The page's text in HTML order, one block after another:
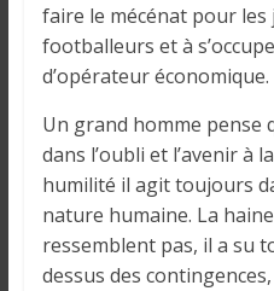
faire le mécénat pour
footballeurs et à
d’opérateur économique.
Un grand homme pense
dans l’oubli et l’avenir à
humilité il agit toujours
nature humaine. La
ressemblent pas, il a su
dessus des